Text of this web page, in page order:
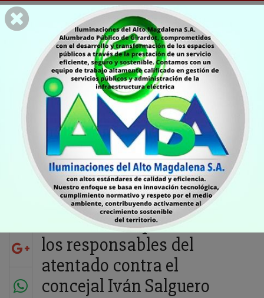
CIUDAD
Recompensa ofrece la
Gobernación de
Cundinamarca por
información que lleve a
los responsables del
atentado contra el
concejal Iván Salguero